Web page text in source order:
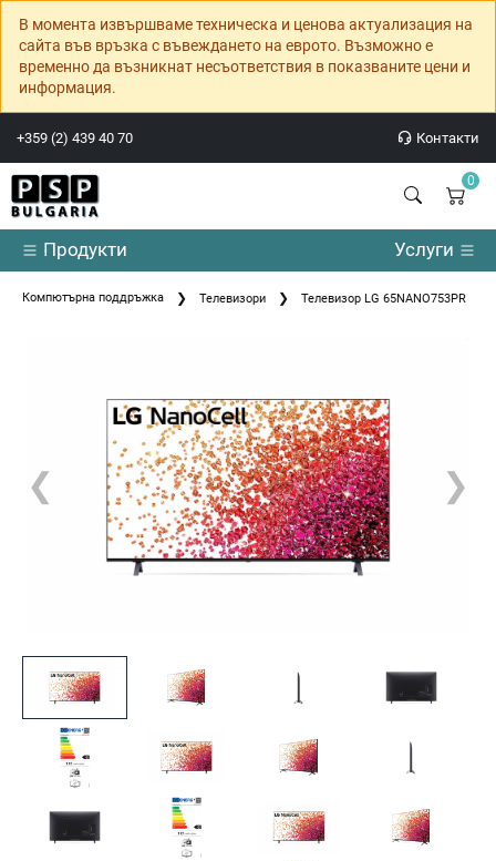
В момента извършваме техническа и ценова актуализация на
сайта във връзка с въвеждането на еврото. Възможно е
временно да възникнат несъответствия в показваните цени и
информация.
+359 (2) 439 40 70 Контакти
0
Продукти Услуги
Компютърна поддръжка Телевизори Телевизор LG 65NANO753PR
❮ ❯